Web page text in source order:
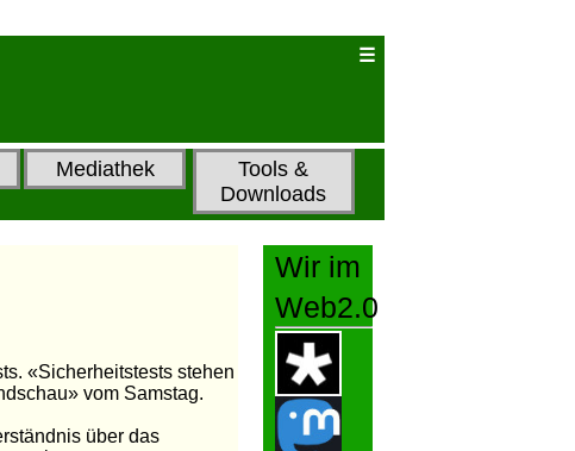
Mediathek
Tools &
Downloads
«Sicherheitstests stehen
vom Samstag.
über das
Wir im
Web2.0